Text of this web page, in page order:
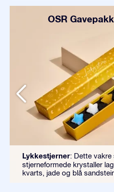
OSR
Lykkestjerner: Dette
stjerneformede krystaller
kvarts, jade og blå